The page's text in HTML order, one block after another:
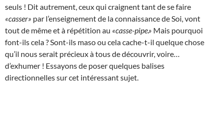
seuls ! Dit autrement, ceux qui craignent tant de se faire
«casser» par l’enseignement de la connaissance de Soi, vont
tout de même et à répétition au «casse-pipe.» Mais pourquoi
font-ils cela ? Sont-ils maso ou cela cache-t-il quelque chose
qu’il nous serait précieux à tous de découvrir, voire…
d’exhumer ! Essayons de poser quelques balises
directionnelles sur cet intéressant sujet.